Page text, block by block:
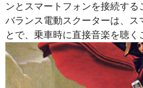
ンとスマートフォンを接続する
バランス電動スクーターは、ス
とで、乗車時に直接音楽を聴く